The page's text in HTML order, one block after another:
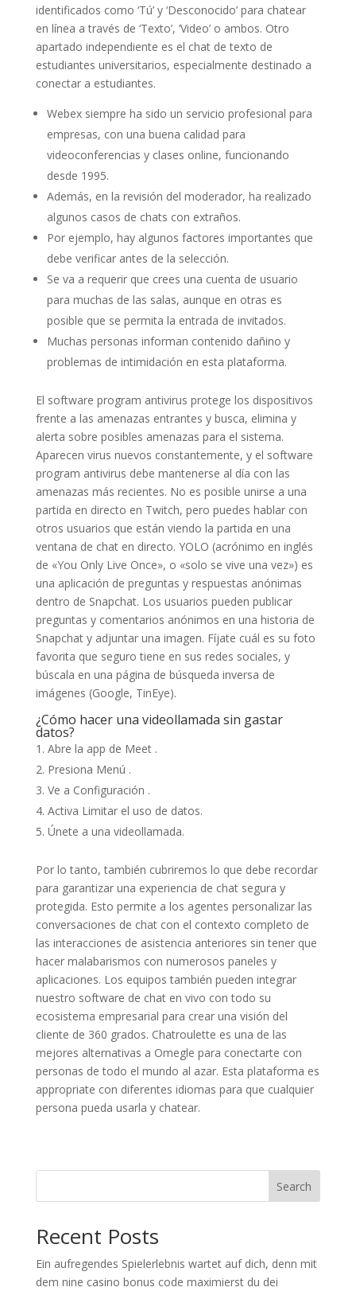
identificados como ‘Tú’ y ‘Desconocido’ para chatear
en línea a través de ‘Texto’, ‘Video’ o ambos. Otro
apartado independiente es el chat de texto de
estudiantes universitarios, especialmente destinado a
conectar a estudiantes.
Webex siempre ha sido un servicio profesional para
empresas, con una buena calidad para
videoconferencias y clases online, funcionando
desde 1995.
Además, en la revisión del moderador, ha realizado
algunos casos de chats con extraños.
Por ejemplo, hay algunos factores importantes que
debe verificar antes de la selección.
Se va a requerir que crees una cuenta de usuario
para muchas de las salas, aunque en otras es
posible que se permita la entrada de invitados.
Muchas personas informan contenido dañino y
problemas de intimidación en esta plataforma.
El software program antivirus protege los dispositivos
frente a las amenazas entrantes y busca, elimina y
alerta sobre posibles amenazas para el sistema.
Aparecen virus nuevos constantemente, y el software
program antivirus debe mantenerse al día con las
amenazas más recientes. No es posible unirse a una
partida en directo en Twitch, pero puedes hablar con
otros usuarios que están viendo la partida en una
ventana de chat en directo. YOLO (acrónimo en inglés
de «You Only Live Once», o «solo se vive una vez») es
una aplicación de preguntas y respuestas anónimas
dentro de Snapchat. Los usuarios pueden publicar
preguntas y comentarios anónimos en una historia de
Snapchat y adjuntar una imagen. Fíjate cuál es su foto
favorita que seguro tiene en sus redes sociales, y
búscala en una página de búsqueda inversa de
imágenes (Google, TinEye).
¿Cómo hacer una videollamada sin gastar
datos?
Abre la app de Meet .
Presiona Menú .
Ve a Configuración .
Activa Limitar el uso de datos.
Únete a una videollamada.
Por lo tanto, también cubriremos lo que debe recordar
para garantizar una experiencia de chat segura y
protegida. Esto permite a los agentes personalizar las
conversaciones de chat con el contexto completo de
las interacciones de asistencia anteriores sin tener que
hacer malabarismos con numerosos paneles y
aplicaciones. Los equipos también pueden integrar
nuestro software de chat en vivo con todo su
ecosistema empresarial para crear una visión del
cliente de 360 grados. Chatroulette es una de las
mejores alternativas a Omegle para conectarte con
personas de todo el mundo al azar. Esta plataforma es
appropriate con diferentes idiomas para que cualquier
persona pueda usarla y chatear.
Search
Recent Posts
Ein aufregendes Spielerlebnis wartet auf dich, denn mit
dem nine casino bonus code maximierst du dei